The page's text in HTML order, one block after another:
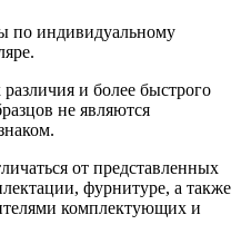
по индивидуальному
и более быстрого
не являются
от представленных
фурнитуре, а также
комплектующих и